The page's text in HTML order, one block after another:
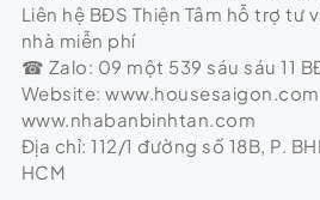
Liên hệ BĐS Thiện Tâm hỗ trợ tư
nhà miễn phí
☎ Zalo: 09 một 539 sáu sáu 11
Website: www.housesaigon.com
www.nhabanbinhtan.com
Địa chỉ: 112/1 đường số 18B, P.
HCM